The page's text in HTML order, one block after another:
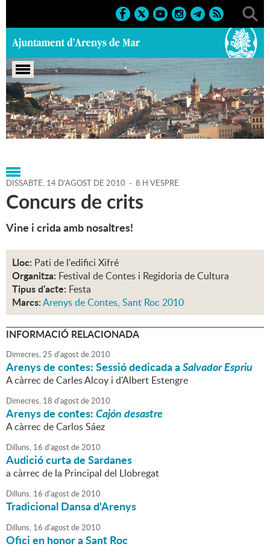
Portada > Agenda > 14-08-
2010 > Marcs > Culturals > 2010 > Sant Roc 2010
DISSABTE, 14 D'AGOST DE 2010 - 8 H VESPRE
Concurs de crits
Vine i crida amb nosaltres!
Lloc: Pati de l'edifici Xifré
Organitza: Festival de Contes i Regidoria de Cultura
Tipus d'acte: Festa
Marcs:Arenys de Contes, Sant Roc 2010
INFORMACIÓ RELACIONADA
Dimecres,25 d'agostde2010
Arenys de contes: Sessió dedicada aSalvador Espriu
A càrrec de Carles Alcoy i d'Albert Estengre
Dimecres, 18 d'agostde2010
Arenys de contes:Cajón desastre
A càrrec de Carlos Sáez
Dilluns, 16 d'agostde2010
Audició curta de Sardanes
a càrrec de la Principal del Llobregat
Dilluns, 16 d'agostde2010
Tradicional Dansa d'Arenys
Dilluns, 16 d'agostde2010
Ofici en honor a Sant Roc